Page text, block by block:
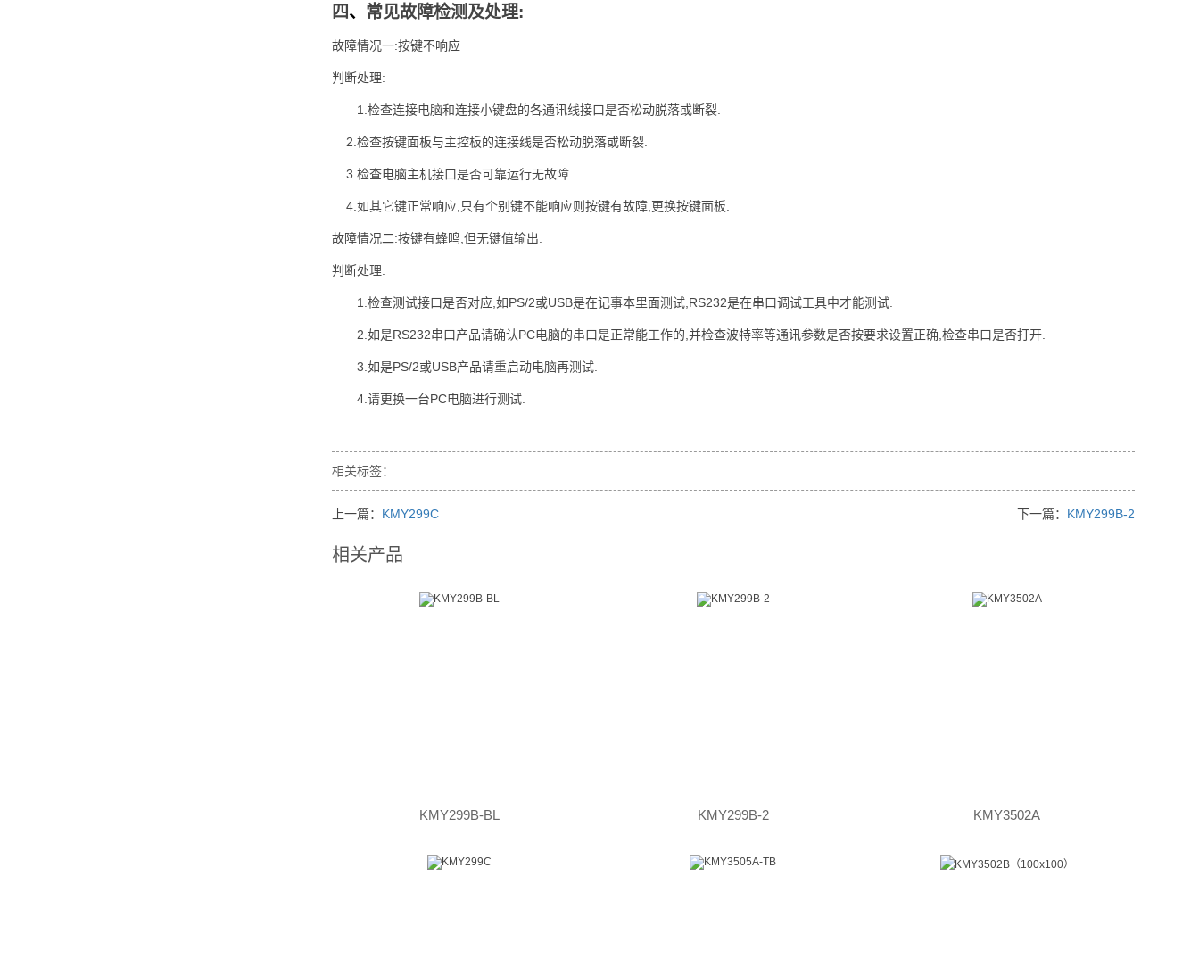
四、 常见故障检测及处理:
故障情况一:按键不响应
判断处理:
1.检查连接电脑和连接小键盘的各通讯线接口是否松动脱落或断裂.
2.检查按键面板与主控板的连接线是否松动脱落或断裂.
3.检查电脑主机接口是否可靠运行无故障.
4.如其它键正常响应,只有个别键不能响应则按键有故障,更换按键面板.
故障情况二:按键有蜂鸣,但无键值输出.
判断处理:
1.检查测试接口是否对应,如PS/2或USB是在记事本里面测试,RS232是在串口调试工具中才能测试.
2.如是RS232串口产品请确认PC电脑的串口是正常能工作的,并检查波特率等通讯参数是否按要求设置正确,检查串口是否打开.
3.如是PS/2或USB产品请重启动电脑再测试.
4.请更换一台PC电脑进行测试.
相关标签：
上一篇： KMY299C 下一篇： KMY299B-2
相关产品
KMY299B-BL KMY299B-2 KMY3502A